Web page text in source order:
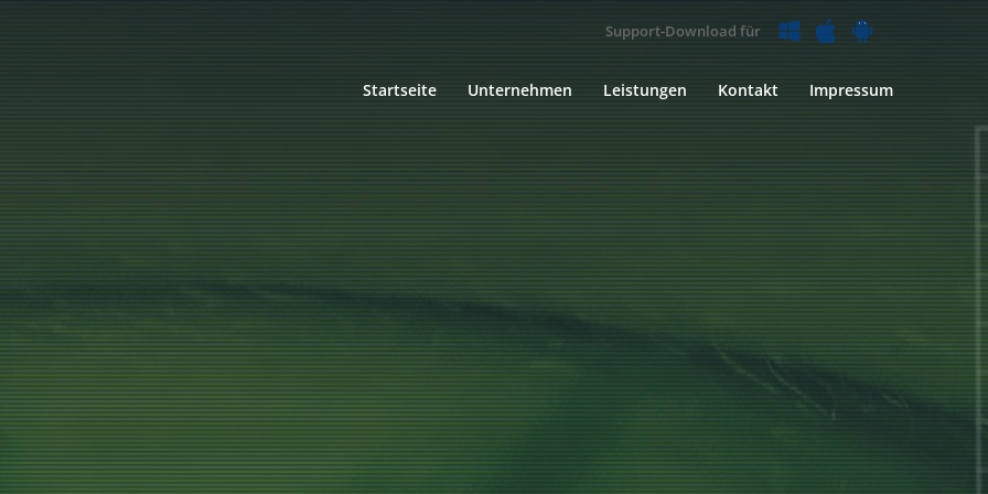
Support-Download für
Startseite Unternehmen Leistungen Kontakt Impressum